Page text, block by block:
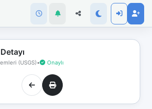
(USGS)• Onaylı